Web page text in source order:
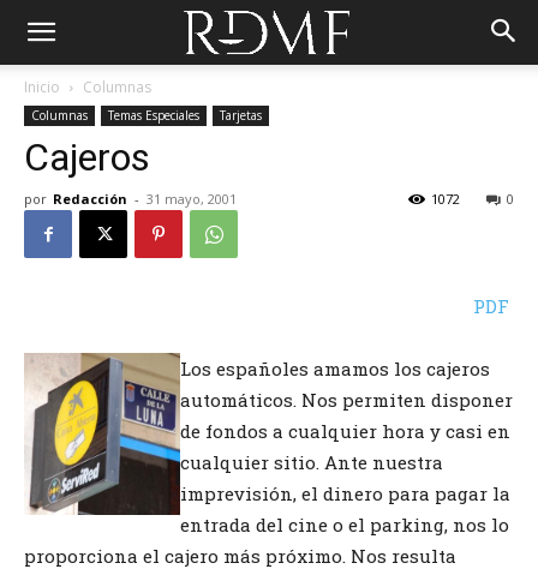
Inicio Columnas
Columnas Temas Especiales Tarjetas
Cajeros
por Redacción - 31 mayo, 2001 0
1072
PDF
Los españoles amamos los cajeros
automáticos. Nos permiten disponer
de fondos a cualquier hora y casi en
cualquier sitio. Ante nuestra
imprevisión, el dinero para pagar la
entrada del cine o el parking, nos lo
proporciona el cajero más próximo. Nos resulta